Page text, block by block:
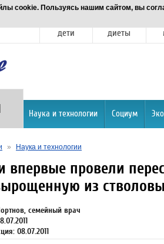
cookie. Пользуясь нашим сайтом, вы
дети
диеты
Наука и технологии Социум
» Наука и технологии
впервые провели
из
семейный врач
08.07.2011